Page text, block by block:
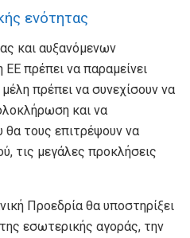
ενότητας
και αυξανόμενων
πρέπει να παραμείνει
πρέπει να συνεχίσουν να
και να
θα τους επιτρέψουν να
τις μεγάλες προκλήσεις
Προεδρία θα υποστηρίξει
εσωτερικής αγοράς, την